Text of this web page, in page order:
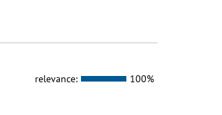
relevance: 100%